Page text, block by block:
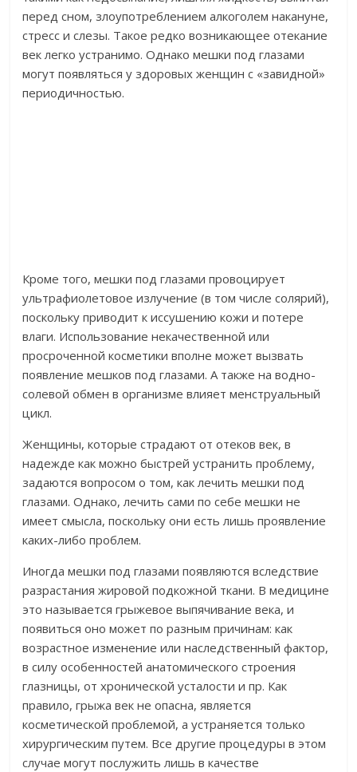
перед сном, злоупотреблением алкоголем накануне,
стресс и слезы. Такое редко возникающее отекание
век легко устранимо. Однако мешки под глазами
могут появляться у здоровых женщин с «завидной»
периодичностью.
Кроме того, мешки под глазами провоцирует
ультрафиолетовое излучение (в том числе солярий),
поскольку приводит к иссушению кожи и потере
влаги. Использование некачественной или
просроченной косметики вполне может вызвать
появление мешков под глазами. А также на водно-
солевой обмен в организме влияет менструальный
цикл.
Женщины, которые страдают от отеков век, в
надежде как можно быстрей устранить проблему,
задаются вопросом о том, как лечить мешки под
глазами. Однако, лечить сами по себе мешки не
имеет смысла, поскольку они есть лишь проявление
каких-либо проблем.
Иногда мешки под глазами появляются вследствие
разрастания жировой подкожной ткани. В медицине
это называется грыжевое выпячивание века, и
появиться оно может по разным причинам: как
возрастное изменение или наследственный фактор,
в силу особенностей анатомического строения
глазницы, от хронической усталости и пр. Как
правило, грыжа век не опасна, является
косметической проблемой, а устраняется только
хирургическим путем. Все другие процедуры в этом
случае могут послужить лишь в качестве